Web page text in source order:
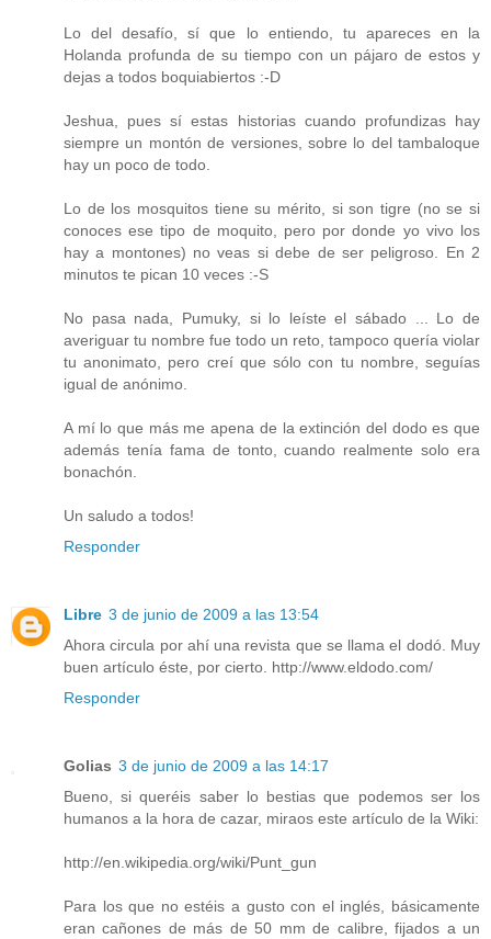
Lo del desafío, sí que lo entiendo, tu apareces en la
Holanda profunda de su tiempo con un pájaro de estos y
dejas a todos boquiabiertos :-D
Jeshua, pues sí estas historias cuando profundizas hay
siempre un montón de versiones, sobre lo del tambaloque
hay un poco de todo.
Lo de los mosquitos tiene su mérito, si son tigre (no se si
conoces ese tipo de moquito, pero por donde yo vivo los
hay a montones) no veas si debe de ser peligroso. En 2
minutos te pican 10 veces :-S
No pasa nada, Pumuky, si lo leíste el sábado ... Lo de
averiguar tu nombre fue todo un reto, tampoco quería violar
tu anonimato, pero creí que sólo con tu nombre, seguías
igual de anónimo.
A mí lo que más me apena de la extinción del dodo es que
además tenía fama de tonto, cuando realmente solo era
bonachón.
Un saludo a todos!
Responder
Libre 3 de junio de 2009 a las 13:54
Ahora circula por ahí una revista que se llama el dodó. Muy
buen artículo éste, por cierto. http://www.eldodo.com/
Responder
Golias 3 de junio de 2009 a las 14:17
Bueno, si queréis saber lo bestias que podemos ser los
humanos a la hora de cazar, miraos este artículo de la Wiki:
http://en.wikipedia.org/wiki/Punt_gun
Para los que no estéis a gusto con el inglés, básicamente
eran cañones de más de 50 mm de calibre, fijados a un